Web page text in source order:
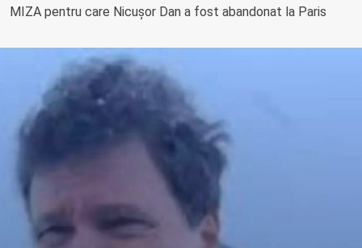
MIZA pentru care Nicușor Dan a fost abandonat la Paris